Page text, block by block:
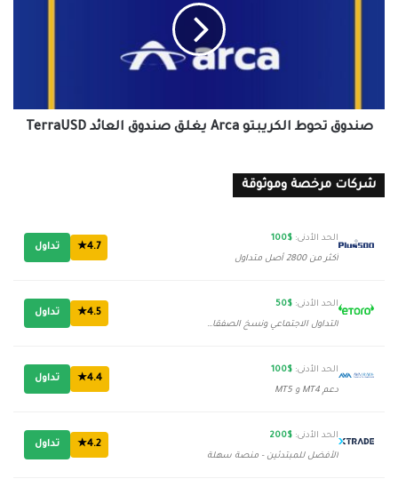
صندوق تحوط الكريبتو Arca يغلق صندوق العائد TerraUSD
شركات مرخصة وموثوقة
الحد الأدنى: $100
أكثر من 2800 أصل متداول
4.7★ تداول
الحد الأدنى: $50
التداول الاجتماعي ونسخ الصفقات
4.5★ تداول
الحد الأدنى: $100
دعم MT4 و MT5
4.4★ تداول
الحد الأدنى: $200
الأفضل للمبتدئين - منصة سهلة
4.2★ تداول